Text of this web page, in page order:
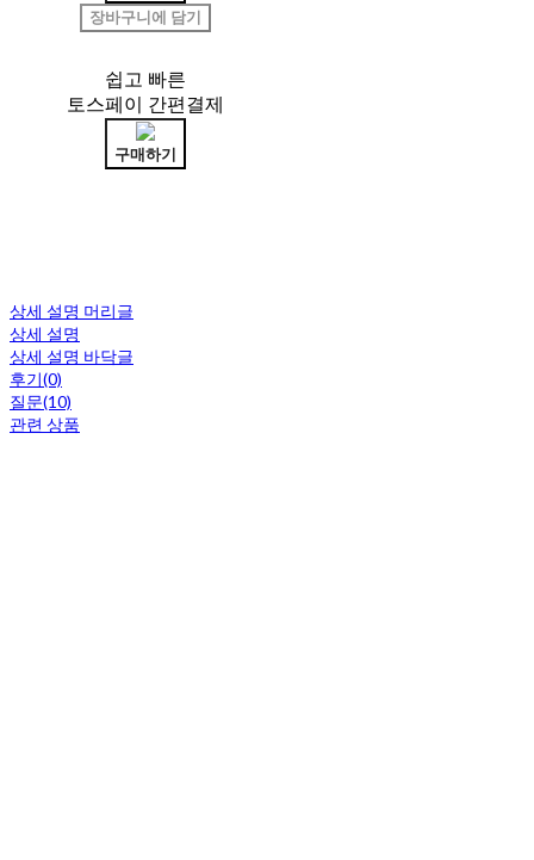
장바구니에 담기
쉽고 빠른
토스페이 간편결제
구매하기
상세 설명 머리글
상세 설명
상세 설명 바닥글
후기(0)
질문(10)
관련 상품